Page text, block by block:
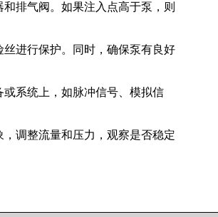
排气阀。如果注入点高于泵，则
进行保护。同时，确保泵有良好
系统上，如脉冲信号、模拟信
调整流量和压力，观察是否稳定